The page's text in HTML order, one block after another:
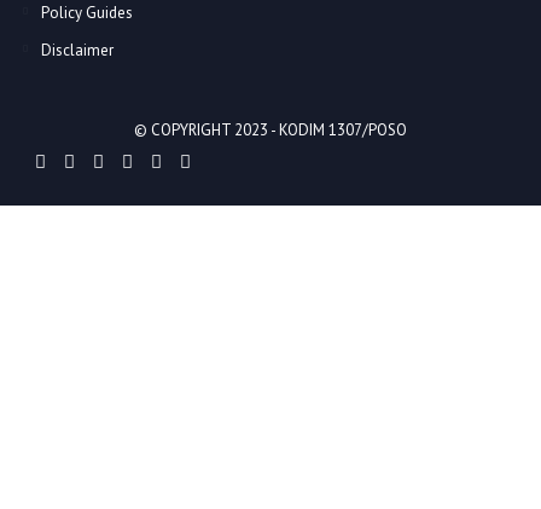
Policy Guides
Disclaimer
© COPYRIGHT 2023 -KODIM 1307/POSO